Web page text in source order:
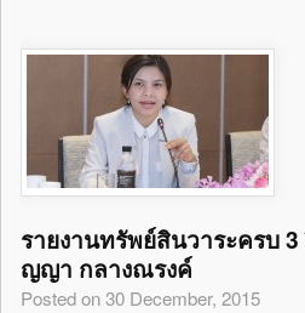
รายงานทรัพย์สินวาระครบ
ญญา กลางณรงค์
Posted on 30 December, 2015